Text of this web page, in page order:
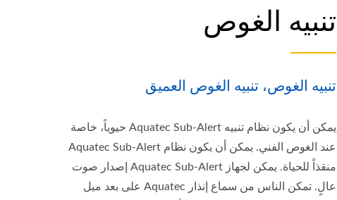
تنبيه الغوص
تنبيه الغوص، تنبيه الغوص العميق
يمكن أن يكون نظام تنبيه Aquatec Sub-Alert حيوياً، خاصة
عند الغوص الفني. يمكن أن يكون نظام Aquatec Sub-Alert
منقذاً للحياة. يمكن لجهاز Aquatec Sub-Alert إصدار صوت
عالٍ. تمكن الناس من سماع إنذار Aquatec على بعد ميل